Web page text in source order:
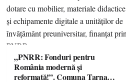
„PNRR: Fonduri pentru
România modernă și
reformată!”. Comuna Tarna